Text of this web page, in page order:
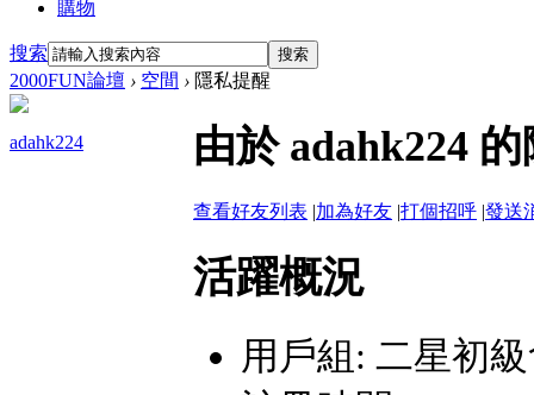
購物
搜索 搜索
2000FUN論壇 › 空間 › 隱私提醒
adahk224 由於 adahk224
查看好友列表 |加為好友 |打個招呼 |發送
活躍概況
用戶組: 二星初